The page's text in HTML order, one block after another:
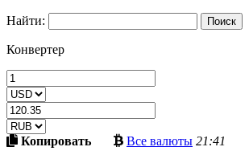
Найти:
Конвертер
КопироватьСкопироватьВсе валютыБольше
21:41